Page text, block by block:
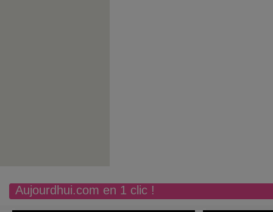
Aujourdhui.com en 1 clic !